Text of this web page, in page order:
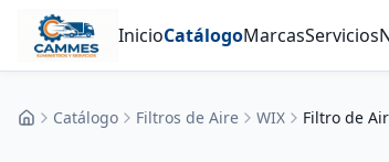
InicioCatálogoMarcasServicios
InicioCatálogo Filtros de Aire WIX Filtro de